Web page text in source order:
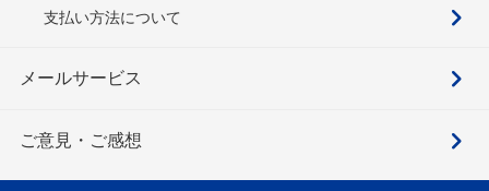
支払い方法について
メールサービス
ご意見・ご感想